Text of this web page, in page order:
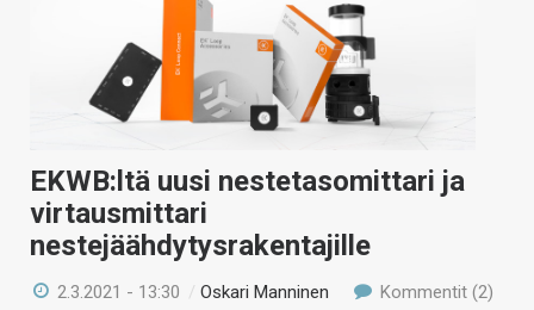
EKWB:ltä uusi nestetasomittari ja
virtausmittari
nestejäähdytysrakentajille
2.3.2021 - 13:30 /Oskari Manninen Kommentit (2)